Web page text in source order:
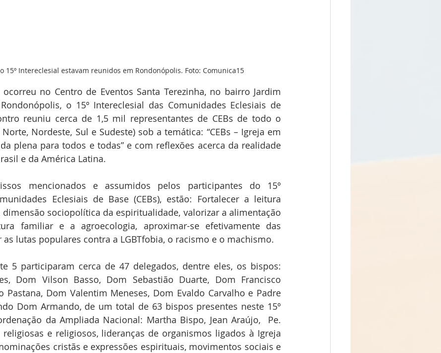
15º Intereclesial estavam reunidos em Rondonópolis. Foto: Comunica15
no Centro de Eventos Santa Terezinha, no bairro Jardim
o 15º Intereclesial das Comunidades Eclesiais de
reuniu cerca de 1,5 mil representantes de CEBs de todo o
Nordeste, Sul e Sudeste) sob a temática: “CEBs – Igreja em
plena para todos e todas” e com reflexões acerca da realidade
e da América Latina.
mencionados e assumidos pelos participantes do 15º
Eclesiais de Base (CEBs), estão: Fortalecer a leitura
sociopolítica da espiritualidade, valorizar a alimentação
familiar e a agroecologia, aproximar-se efetivamente das
lutas populares contra a LGBTfobia, o racismo e o machismo.
5 participaram cerca de 47 delegados, dentre eles, os bispos:
Dom Vilson Basso, Dom Sebastião Duarte, Dom Francisco
Pastana, Dom Valentim Meneses, Dom Evaldo Carvalho e Padre
Dom Armando, de um total de 63 bispos presentes neste 15º
da Ampliada Nacional: Martha Bispo, Jean Araújo,  Pe.
religiosas e religiosos, lideranças de organismos ligados à Igreja
cristãs e expressões espirituais, movimentos sociais e